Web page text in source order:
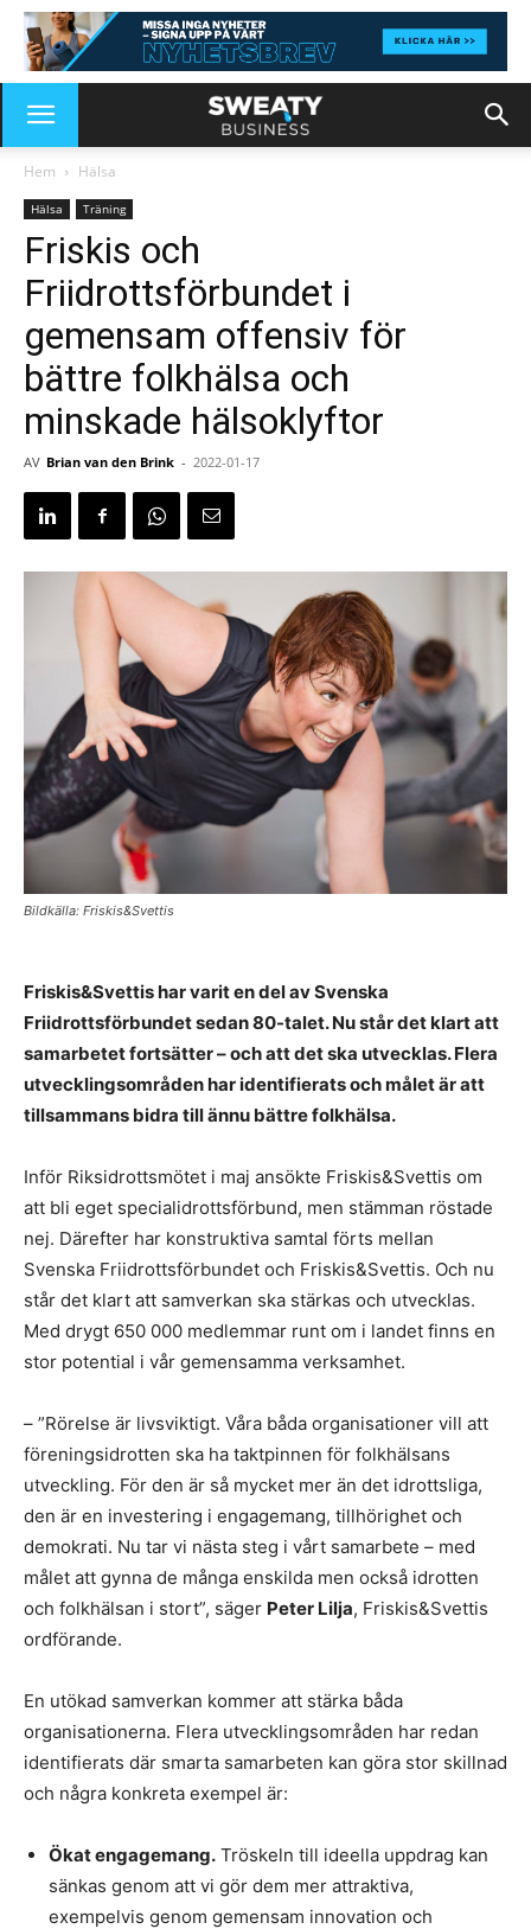
Hem Hälsa
Hälsa Träning
Friskis och
Friidrottsförbundet i
gemensam offensiv för
bättre folkhälsa och
minskade hälsoklyftor
AV Brian van den Brink - 2022-01-17
Bildkälla: Friskis&Svettis
Friskis&Svettis har varit en del av Svenska
Friidrottsförbundet sedan 80-talet. Nu står det klart att
samarbetet fortsätter – och att det ska utvecklas. Flera
utvecklingsområden har identifierats och målet är att
tillsammans bidra till ännu bättre folkhälsa.
Inför Riksidrottsmötet i maj ansökte Friskis&Svettis om
att bli eget specialidrottsförbund, men stämman röstade
nej. Därefter har konstruktiva samtal förts mellan
Svenska Friidrottsförbundet och Friskis&Svettis. Och nu
står det klart att samverkan ska stärkas och utvecklas.
Med drygt 650 000 medlemmar runt om i landet finns en
stor potential i vår gemensamma verksamhet.
– ”Rörelse är livsviktigt. Våra båda organisationer vill att
föreningsidrotten ska ha taktpinnen för folkhälsans
utveckling. För den är så mycket mer än det idrottsliga,
den är en investering i engagemang, tillhörighet och
demokrati. Nu tar vi nästa steg i vårt samarbete – med
målet att gynna de många enskilda men också idrotten
och folkhälsan i stort”, säger Peter Lilja, Friskis&Svettis
ordförande.
En utökad samverkan kommer att stärka båda
organisationerna. Flera utvecklingsområden har redan
identifierats där smarta samarbeten kan göra stor skillnad
och några konkreta exempel är:
Ökat engagemang. Tröskeln till ideella uppdrag kan
sänkas genom att vi gör dem mer attraktiva,
exempelvis genom gemensam innovation och